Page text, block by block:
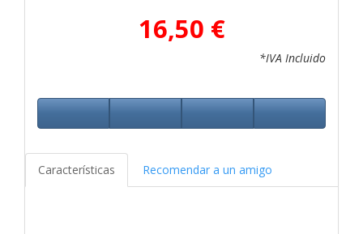
16,50 €
*IVA Incluido
Características Recomendar a un amigo